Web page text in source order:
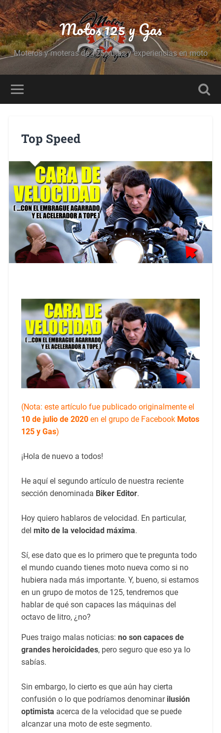
Motos 125 y Gas
Moteros y moteras de 125, rutas y experiencias en moto
Top Speed
(Nota: este artículo fue publicado originalmente el
10 de julio de 2020en el grupo de Facebook Motos
125 y Gas)
¡Hola de nuevo a todos!
He aquí el segundo artículo de nuestra reciente
sección denominada Biker Editor.
Hoy quiero hablaros de velocidad. En particular,
del mito de la velocidad máxima.
Sí, ese dato que es lo primero que te pregunta todo
el mundo cuando tienes moto nueva como si no
hubiera nada más importante. Y, bueno, si estamos
en un grupo de motos de 125, tendremos que
hablar de qué son capaces las máquinas del
octavo de litro, ¿no?
Pues traigo malas noticias: no son capaces de
grandes heroicidades, pero seguro que eso ya lo
sabías.
Sin embargo, lo cierto es que aún hay cierta
confusión o lo que podríamos denominar ilusión
optimista acerca de la velocidad que se puede
alcanzar una moto de este segmento.